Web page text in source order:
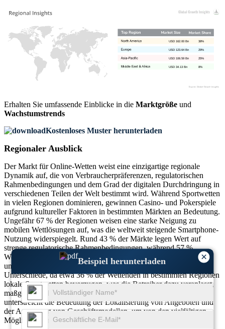
×
Beispiel herunterladen
8%
USD 34.13 Bn
25%
USD 106.59 Bn
29%
USD 123.64 Bn
38%
USD 162.00 Bn
Erhalten Sie umfassende Einblicke in die Marktgröße und
Wachstumstrends
Kostenloses Muster herunterladen
Regionaler Ausblick
Der Markt für Online-Wetten weist eine einzigartige regionale
Dynamik auf, die von Verbraucherpräferenzen, regulatorischen
Rahmenbedingungen und dem Grad der digitalen Durchdringung in
verschiedenen Teilen der Welt bestimmt wird. Während Sportwetten
in vielen Regionen dominieren, gewinnen Casino- und Pokerspiele
aufgrund kultureller Faktoren in bestimmten Märkten an Bedeutung.
Ungefähr 67 % der Regionen weisen eine starke Neigung zu
mobilen Wettlösungen auf, was die weltweit steigende Smartphone-
Nutzung widerspiegelt. Rund 43 % der Märkte legen Wert auf
strenge regulatorische Rahmenbedingungen, während 57 %
Werbestrategien und personalisierte Dienstleistungen priorisieren,
um Benutzer anzulocken. Es bestehen erhebliche regionale
Unterschiede, da etwa 36 % der Wettenden in bestimmten Regionen
lokale Sportwetten bevorzugen, was die Betreiber dazu veranlasst,
maßgeschneiderte Märkte anzubieten. Die regionale Analyse
unterstreicht die Bedeutung der Lokalisierung von Angeboten und
der Anpassung von Geschäftsmodellen, um von den vielfältigen
Möglichkeiten im Online-Wettmarkt weltweit zu profitieren.